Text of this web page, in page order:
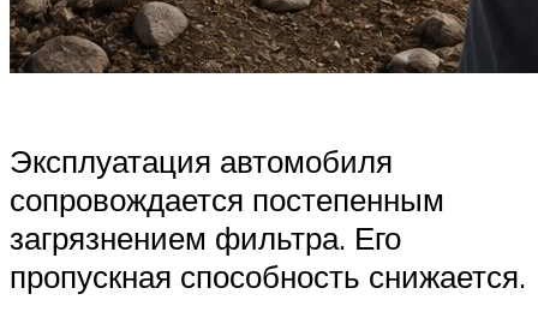
Эксплуатация автомобиля
сопровождается постепенным
загрязнением фильтра. Его
пропускная способность снижается.